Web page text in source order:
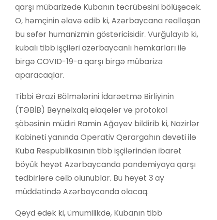
qarşı mübarizədə Kubanın təcrübəsini bölüşəcək.
O, həmçinin əlavə edib ki, Azərbaycana reallaşan
bu səfər humanizmin göstəricisidir. Vurğulayıb ki,
kubalı tibb işçiləri azərbaycanlı həmkarları ilə
birgə COVID-19-a qarşı birgə mübarizə
aparacaqlar.
Tibbi Ərazi Bölmələrini İdarəetmə Birliyinin
(TƏBİB) Beynəlxalq əlaqələr və protokol
şöbəsinin müdiri Ramin Ağayev bildirib ki, Nazirlər
Kabineti yanında Operativ Qərargahın dəvəti ilə
Kuba Respublikasının tibb işçilərindən ibarət
böyük heyət Azərbaycanda pandemiyaya qarşı
tədbirlərə cəlb olunublar. Bu heyət 3 ay
müddətində Azərbaycanda olacaq.
Qeyd edək ki, ümumilikdə, Kubanın tibb